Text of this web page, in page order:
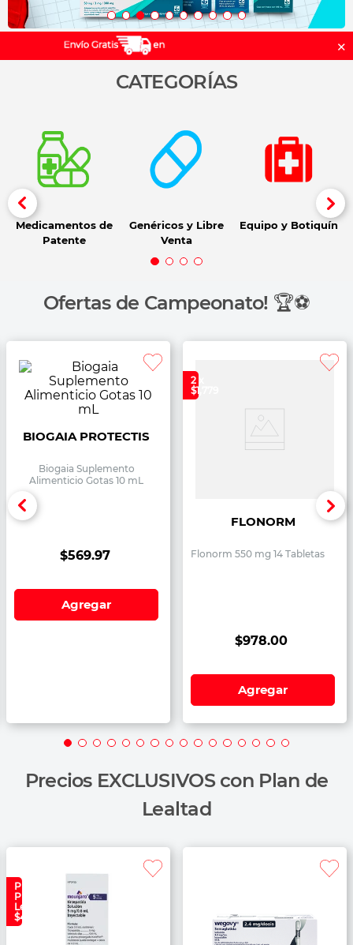
CATEGORÍAS
Medicamentos de
Patente
Genéricos y Libre
Venta
Equipo y Botiquín
Ofertas de Campeonato! 🏆⚽
BIOGAIA PROTECTIS
Biogaia Suplemento
Alimenticio Gotas 10 mL
$569.97
Agregar
2 x
$1,779
FLONORM
Flonorm 550 mg 14 Tabletas
$978.00
Agregar
Precios EXCLUSIVOS con Plan de
Lealtad
Precio
Plan
Lealtad:
$4,699